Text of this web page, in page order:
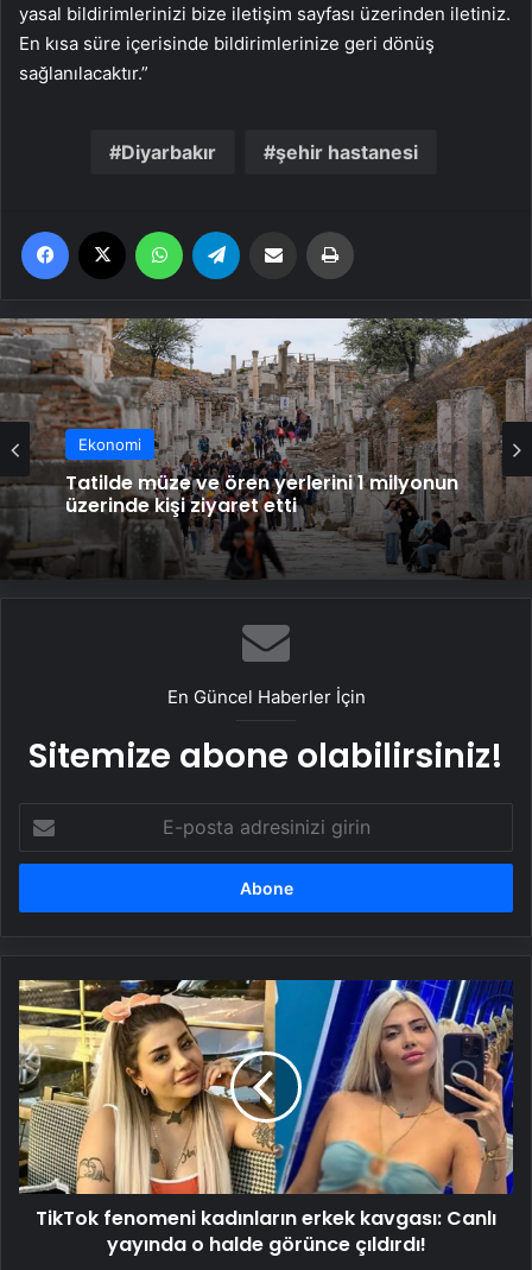
yasal bildirimlerinizi bize iletişim sayfası üzerinden iletiniz.
En kısa süre içerisinde bildirimlerinize geri dönüş
sağlanılacaktır.”
Diyarbakır şehir hastanesi
Facebook WhatsApp Email'den paylaş
Ekonomi
Tatilde müze ve ören yerlerini 1 milyonun
üzerinde kişi ziyaret etti
Ekonomi
Koray AvcÄ±’dan Volkan Konak’a
duygusal veda: “Memleketin seni Ã§ok
En Güncel Haberler İçin
Sitemize abone olabilirsiniz!
posta
adresinizi
TikTok
fenomeni
kadınların
erkek
kavgası:
Canlı
yayında
o
halde
görünce
TikTok fenomeni kadınların erkek kavgası: Canlı
yayında o halde görünce çıldırdı!